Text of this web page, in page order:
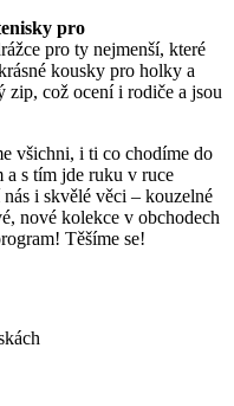
pro
pro ty nejmenší, které
kousky pro holky a
zip, což ocení i rodiče a jsou
všichni, i ti co chodíme do
a s tím jde ruku v ruce
i skvělé věci – kouzelné
nové kolekce v obchodech
Těšíme se!